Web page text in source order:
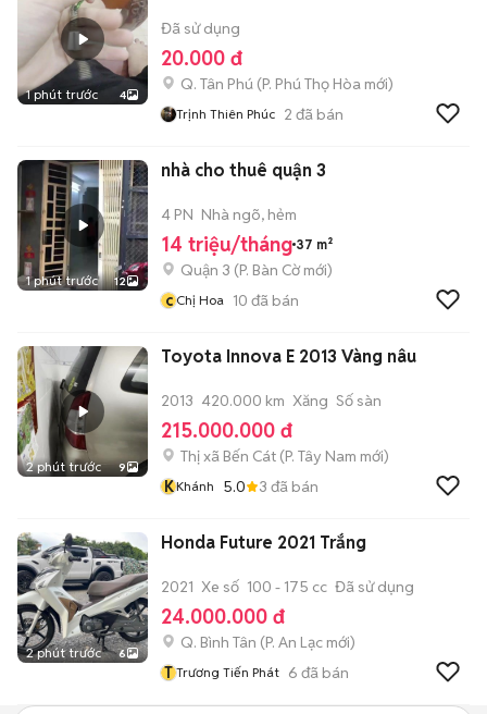
1 phút trước 4
Đã sử dụng
20.000 đ
Q. Tân Phú (P. Phú Thọ Hòa mới)
Trịnh Thiên Phúc 2 đã bán
1 phút trước 12
nhà cho thuê quận 3
4 PN Nhà ngõ, hẻm
14 triệu/tháng 37 m²
Quận 3 (P. Bàn Cờmới)
c Chị Hoa 10 đã bán
2 phút trước 9
Toyota Innova E 2013 Vàng nâu
2013 420.000 km Xăng Số sàn
215.000.000 đ
Thị xã Bến Cát (P. Tây Nam mới)
KKhánh 5.0 3 đã bán
2 phút trước 6
Honda Future 2021 Trắng
2021 Xe số 100 - 175 cc Đã sử dụng
24.000.000 đ
Q. Bình Tân (P. An Lạc mới)
T Trương Tiến Phát 6 đã bán